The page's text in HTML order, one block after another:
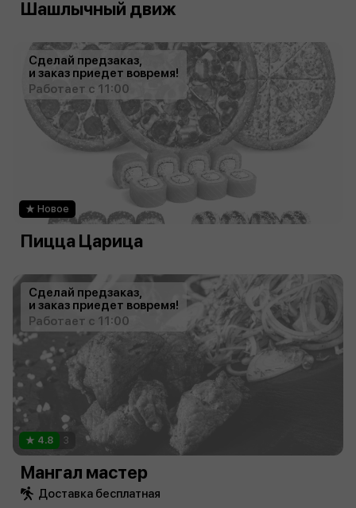
Шашлычный движ
Сделай предзаказ,
и заказ приедет вовремя!
Работает с 11:00
Новое
Пицца Царица
Сделай предзаказ,
и заказ приедет вовремя!
Работает с 11:00
4.8 3
Мангал мастер
Доставка бесплатная